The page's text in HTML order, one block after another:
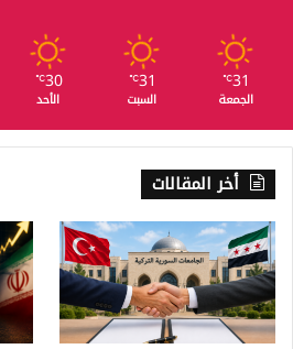
31
℃
الجمعة
31
℃
السبت
30
℃
الأحد
أخر المقالات